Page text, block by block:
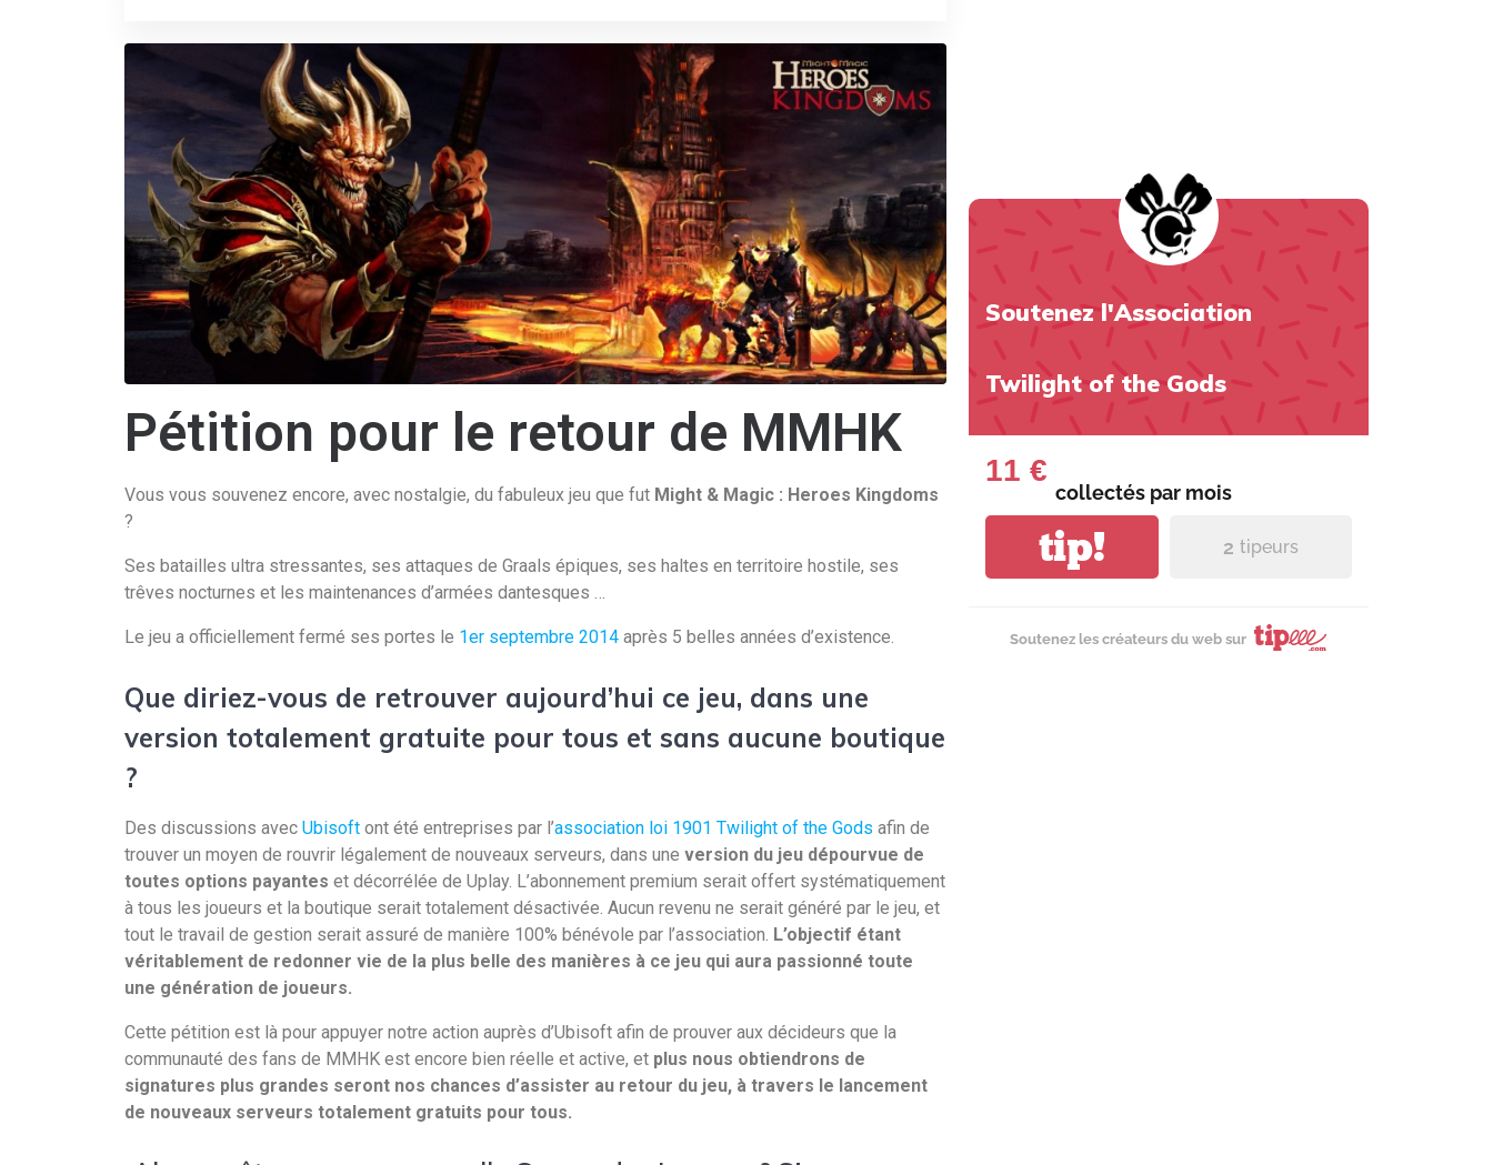
Pétition pour le retour de MMHK
Vous vous souvenez encore, avec nostalgie, du fabuleux jeu que fut Might & Magic : Heroes Kingdoms
?
Ses batailles ultra stressantes, ses attaques de Graals épiques, ses haltes en territoire hostile, ses
trêves nocturnes et les maintenances d’armées dantesques …
Le jeu a officiellement fermé ses portes le 1er septembre 2014 après 5 belles années d’existence.
Que diriez-vous de retrouver aujourd’hui ce jeu, dans une
version totalement gratuite pour tous et sans aucune boutique
?
Des discussions avec Ubisoft ont été entreprises par l’association loi 1901 Twilight of the Gods afin de
trouver un moyen de rouvrir légalement de nouveaux serveurs, dans une version du jeu dépourvue de
toutes options payantes et décorrélée de Uplay. L’abonnement premium serait offert systématiquement
à tous les joueurs et la boutique serait totalement désactivée. Aucun revenu ne serait généré par le jeu, et
tout le travail de gestion serait assuré de manière 100% bénévole par l’association. L’objectif étant
véritablement de redonner vie de la plus belle des manières à ce jeu qui aura passionné toute
une génération de joueurs.
Cette pétition est là pour appuyer notre action auprès d’Ubisoft afin de prouver aux décideurs que la
communauté des fans de MMHK est encore bien réelle et active, et plus nous obtiendrons de
signatures plus grandes seront nos chances d’assister au retour du jeu, à travers le lancement
de nouveaux serveurs totalement gratuits pour tous.
Soutenez l'Association
Twilight of the Gods
11 €
collectés par mois
tip! 2 tipeurs
Soutenez les créateurs du web sur